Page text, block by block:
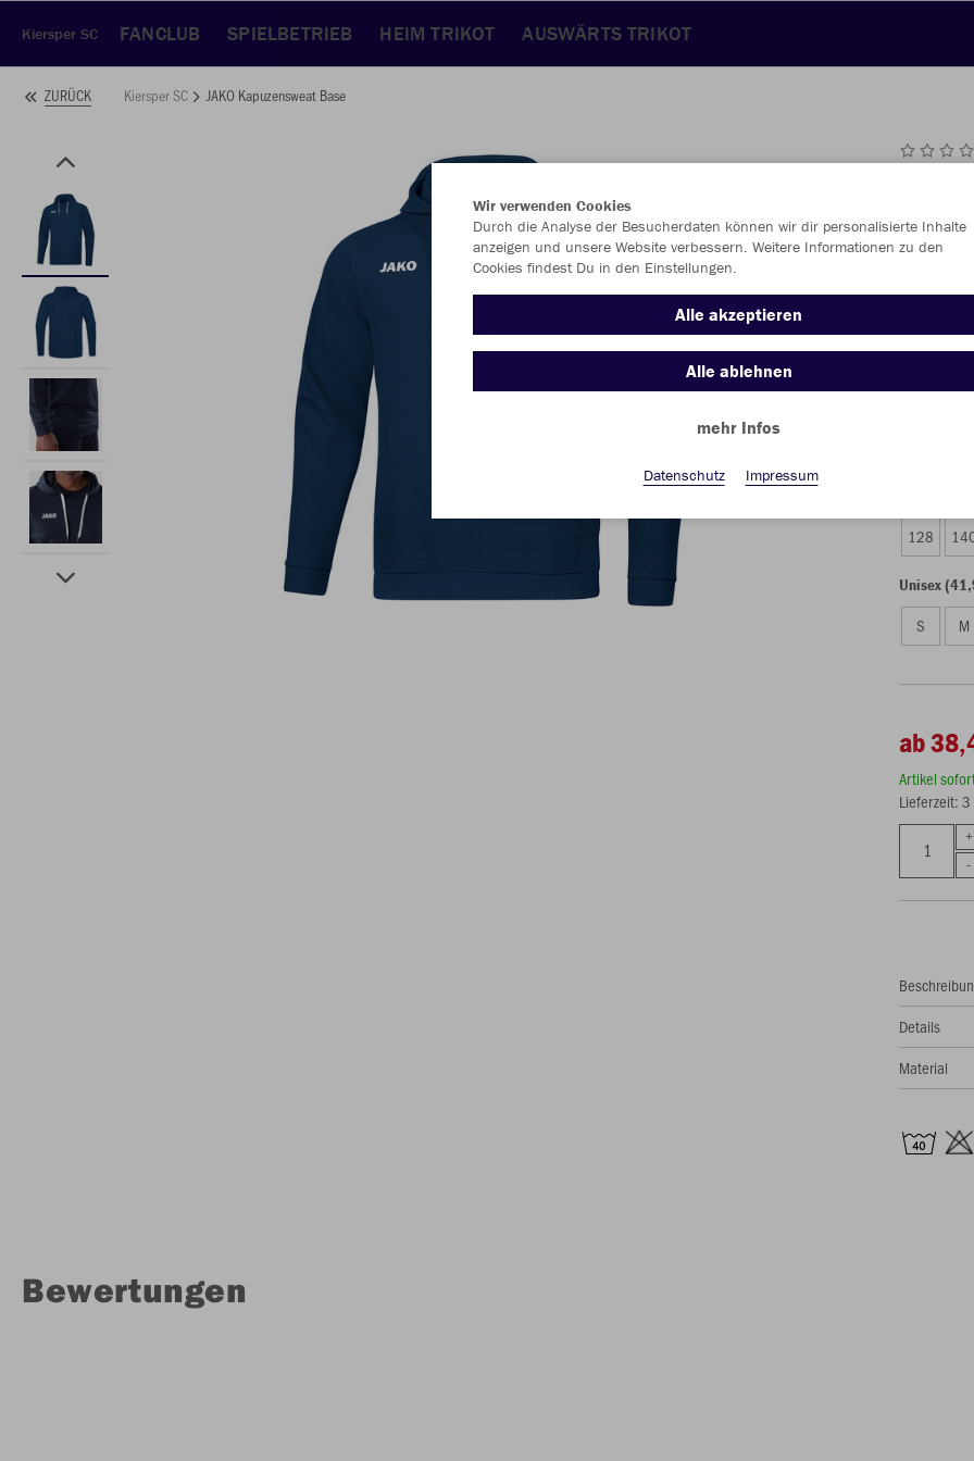
Kiersper SC FANCLUB SPIELBETRIEB HEIM TRIKOT AUSWÄRTS TRIKOT
ZURÜCK Kiersper SC JAKO Kapuzensweat Base
marine
128
Unisex
S M
ab
Artikel
Lieferzeit: 3
Details
Material
Bewertungen
Wir verwenden Cookies
Durch die Analyse der Besucherdaten können wir dir personalisierte Inhalte
anzeigen und unsere Website verbessern. Weitere Informationen zu den
Cookies findest Du in den Einstellungen.
Alle akzeptieren
Alle ablehnen
mehr Infos
Datenschutz Impressum